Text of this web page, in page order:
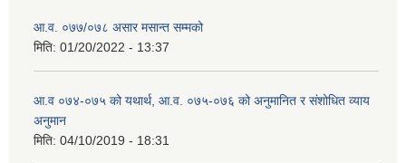
आ.व. ०७७/०७८ असार मसान्त सम्मको
मिति: 01/20/2022 - 13:37
आ.व ०७४-०७५ को यथार्थ, आ.व. ०७५-०७६ को अनुमानित र संशोधित व्याय
अनुमान
मिति: 04/10/2019 - 18:31